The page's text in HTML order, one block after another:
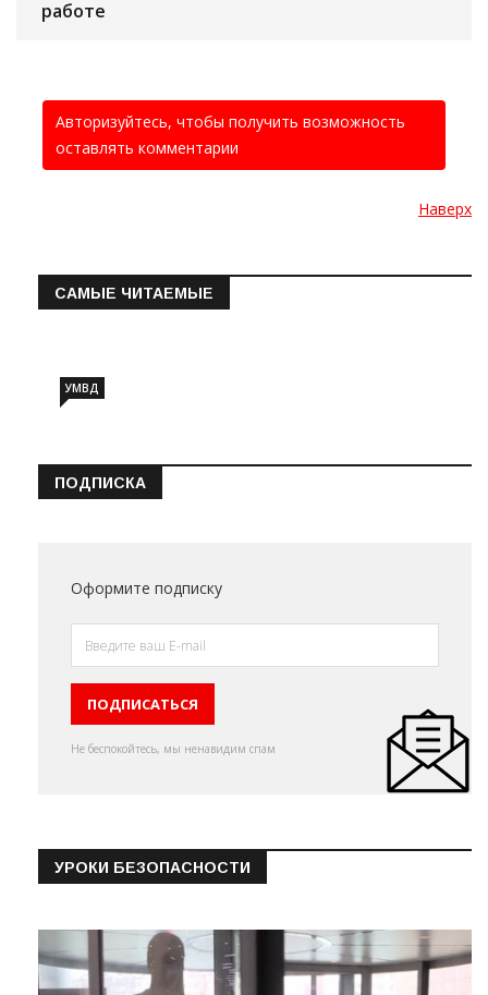
работе
Авторизуйтесь, чтобы получить возможность
оставлять комментарии
Наверх
САМЫЕ ЧИТАЕМЫЕ
УМВД
ПОДПИСКА
Оформите подписку
Не беспокойтесь, мы ненавидим спам
УРОКИ БЕЗОПАСНОСТИ